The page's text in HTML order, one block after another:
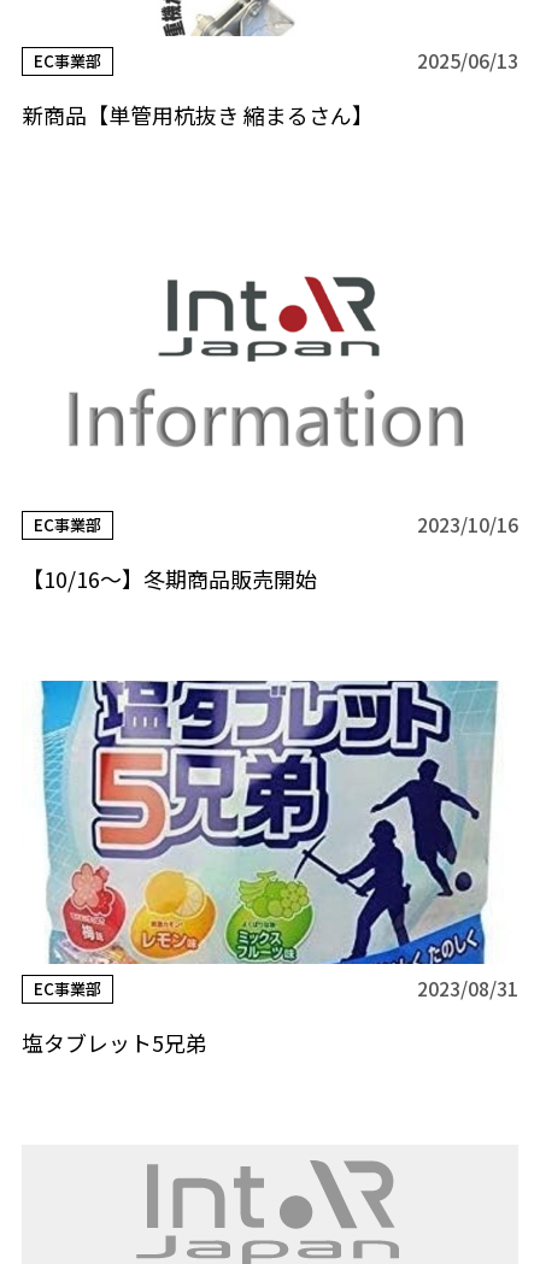
EC事業部 2025/06/13
新商品【単管用杭抜き 縮まるさん】
EC事業部 2023/10/16
【10/16～】冬期商品販売開始
EC事業部 2023/08/31
塩タブレット5兄弟